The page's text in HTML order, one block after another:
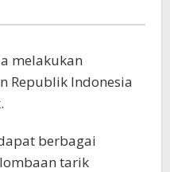
melakukan
Republik Indonesia
berbagai
tarik